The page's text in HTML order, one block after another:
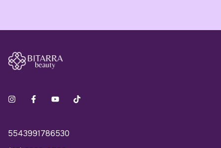
5543991786530